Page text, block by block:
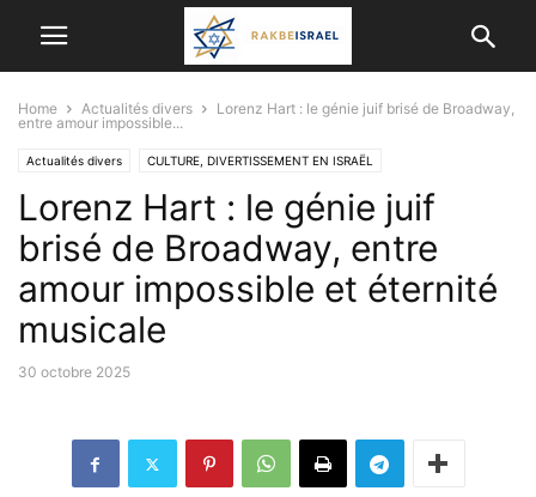
Home Actualités divers
Lorenz Hart : le génie juif brisé de Broadway,
entre amour impossible...
Actualités divers CULTURE, DIVERTISSEMENT EN ISRAËL
Lorenz Hart : le génie juif
brisé de Broadway, entre
amour impossible et éternité
musicale
30 octobre 2025